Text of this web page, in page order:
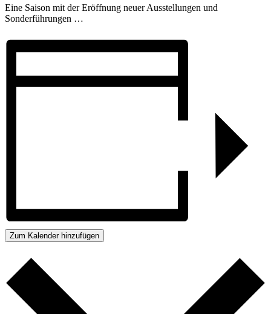
Eine Saison mit der Eröffnung neuer Ausstellungen und
Sonderführungen …
Zum Kalender hinzufügen